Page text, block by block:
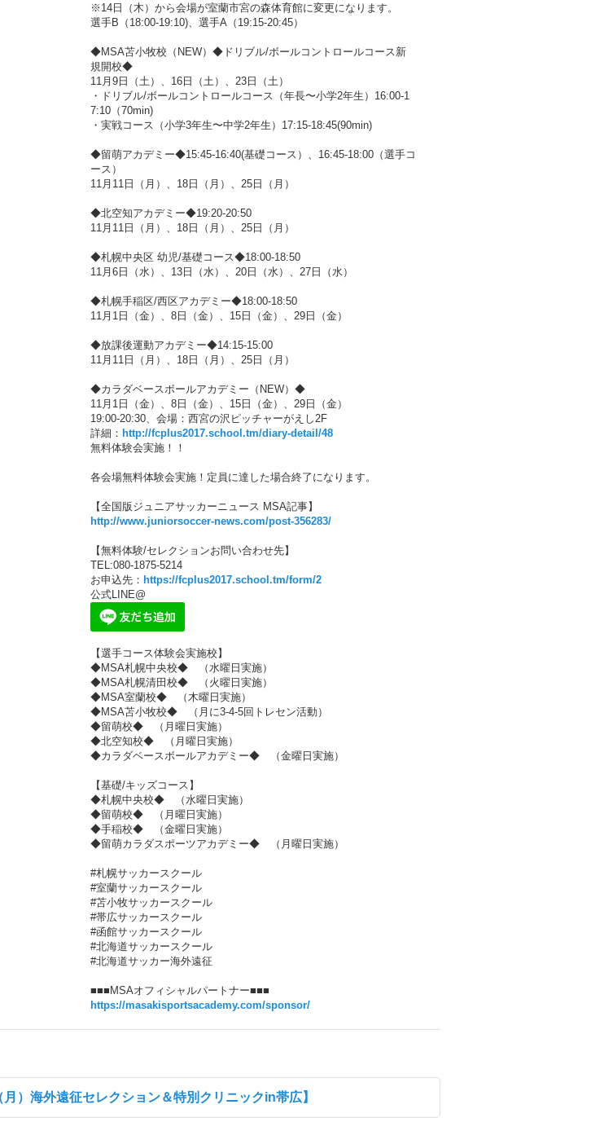
※14日（木）から会場が室蘭市宮の森体育館に変更になります。
選手B（18:00-19:10)、選手A（19:15-20:45）
◆MSA苫小牧校（NEW）◆ドリブル/ボールコントロールコース新
規開校◆
11月9日（土）、16日（土）、23日（土）
・ドリブル/ボールコントロールコース（年長〜小学2年生）16:00-1
7:10（70min)
・実戦コース（小学3年生〜中学2年生）17:15-18:45(90min)
◆留萌アカデミー◆15:45-16:40(基礎コース）、16:45-18:00（選手コ
ース）
11月11日（月）、18日（月）、25日（月）
◆北空知アカデミー◆19:20-20:50
11月11日（月）、18日（月）、25日（月）
◆札幌中央区 幼児/基礎コース◆18:00-18:50
11月6日（水）、13日（水）、20日（水）、27日（水）
◆札幌手稲区/西区アカデミー◆18:00-18:50
11月1日（金）、8日（金）、15日（金）、29日（金）
◆放課後運動アカデミー◆14:15-15:00
11月11日（月）、18日（月）、25日（月）
◆カラダベースボールアカデミー（NEW）◆
11月1日（金）、8日（金）、15日（金）、29日（金）
19:00-20:30、会場：西宮の沢ピッチャーがえし2F
詳細： http://fcplus2017.school.tm/diary-detail/48
無料体験会実施！！
各会場無料体験会実施！定員に達した場合終了になります。
【全国版ジュニアサッカーニュース MSA記事】
http://www.juniorsoccer-news.com/post-356283/
【無料体験/セレクションお問い合わせ先】
TEL:080-1875-5214
お申込先： https://fcplus2017.school.tm/form/2
公式LINE@
【選手コース体験会実施校】
◆MSA札幌中央校◆ （水曜日実施）
◆MSA札幌清田校◆ （火曜日実施）
◆MSA室蘭校◆ （木曜日実施）
◆MSA苫小牧校◆ （月に3-4-5回トレセン活動）
◆留萌校◆ （月曜日実施）
◆北空知校◆ （月曜日実施）
◆カラダベースボールアカデミー◆ （金曜日実施）
【基礎/キッズコース】
◆札幌中央校◆ （水曜日実施）
◆留萌校◆ （月曜日実施）
◆手稲校◆ （金曜日実施）
◆留萌カラダスポーツアカデミー◆ （月曜日実施）
#札幌サッカースクール
#室蘭サッカースクール
#苫小牧サッカースクール
#帯広サッカースクール
#函館サッカースクール
#北海道サッカースクール
#北海道サッカー海外遠征
■■■MSAオフィシャルパートナー■■■
https://masakisportsacademy.com/sponsor/
）海外遠征セレクション＆特別クリニックin帯広】